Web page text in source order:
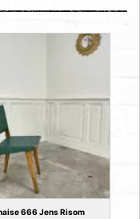
666 Jens Risom